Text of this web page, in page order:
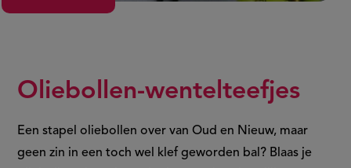
Oliebollen-wentelteefjes
Een stapel oliebollen over van Oud en Nieuw, maar
geen zin in een toch wel klef geworden bal? Blaas je